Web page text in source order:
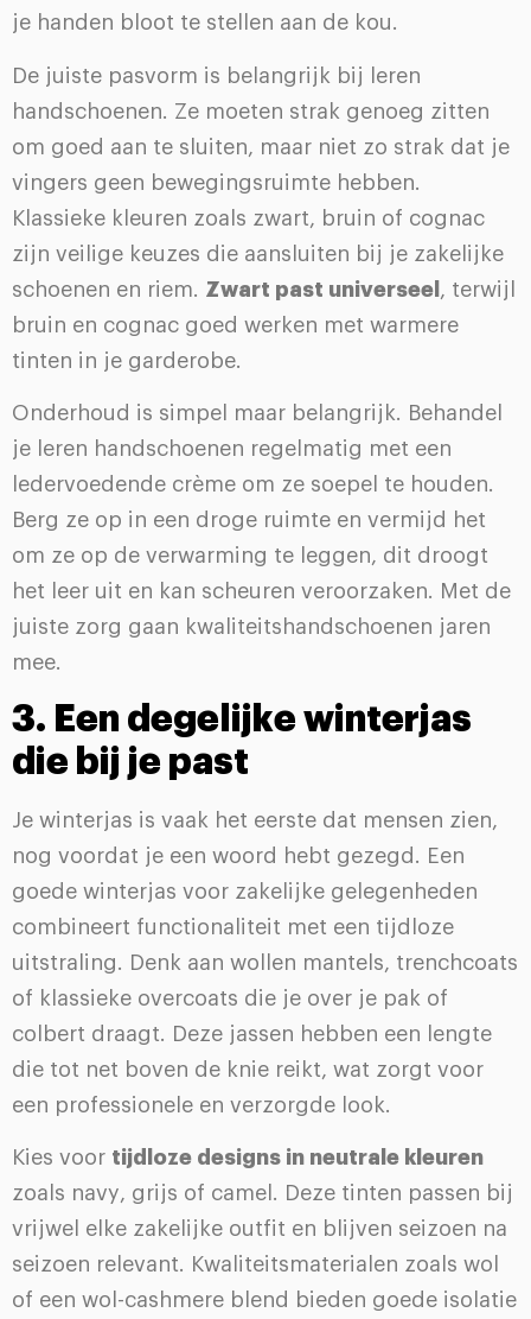
je handen bloot te stellen aan de kou.
De juiste pasvorm is belangrijk bij leren
handschoenen. Ze moeten strak genoeg zitten
om goed aan te sluiten, maar niet zo strak dat je
vingers geen bewegingsruimte hebben.
Klassieke kleuren zoals zwart, bruin of cognac
zijn veilige keuzes die aansluiten bij je zakelijke
schoenen en riem. Zwart past universeel , terwijl
bruin en cognac goed werken met warmere
tinten in je garderobe.
Onderhoud is simpel maar belangrijk. Behandel
je leren handschoenen regelmatig met een
ledervoedende crème om ze soepel te houden.
Berg ze op in een droge ruimte en vermijd het
om ze op de verwarming te leggen, dit droogt
het leer uit en kan scheuren veroorzaken. Met de
juiste zorg gaan kwaliteitshandschoenen jaren
mee.
3. Een degelijke winterjas
die bij je past
Je winterjas is vaak het eerste dat mensen zien,
nog voordat je een woord hebt gezegd. Een
goede winterjas voor zakelijke gelegenheden
combineert functionaliteit met een tijdloze
uitstraling. Denk aan wollen mantels, trenchcoats
of klassieke overcoats die je over je pak of
colbert draagt. Deze jassen hebben een lengte
die tot net boven de knie reikt, wat zorgt voor
een professionele en verzorgde look.
Kies voor tijdloze designs in neutrale kleuren
zoals navy, grijs of camel. Deze tinten passen bij
vrijwel elke zakelijke outfit en blijven seizoen na
seizoen relevant. Kwaliteitsmaterialen zoals wol
of een wol-cashmere blend bieden goede isolatie